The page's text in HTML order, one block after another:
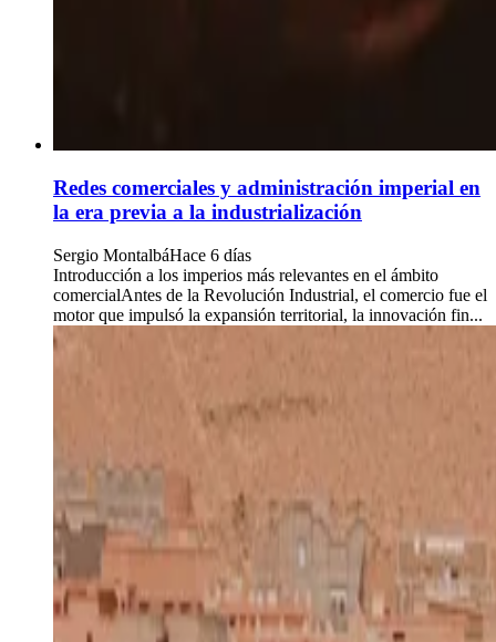
Redes comerciales y administración imperial en
la era previa a la industrialización
Sergio MontalbáHace 6 días
Introducción a los imperios más relevantes en el ámbito
comercialAntes de la Revolución Industrial, el comercio fue el
motor que impulsó la expansión territorial, la innovación fin...